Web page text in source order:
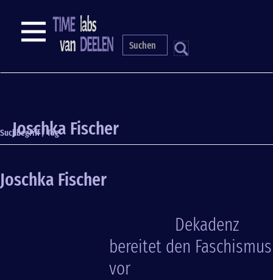
S
NAVIGATION
Joschka Fischer
Suchbegriff / Tag
Joschka Fischer
Dekadenz
bereitet den Faschismus
vor